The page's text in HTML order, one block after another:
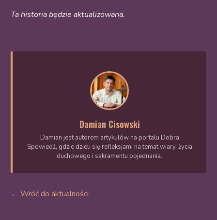
Ta historia będzie aktualizowana.
Damian Cisowski
Damian jest autorem artykułów na portalu Dobra
Spowiedź, gdzie dzieli się refleksjami na temat wiary, życia
duchowego i sakramentu pojednania.
← Wróć do aktualności